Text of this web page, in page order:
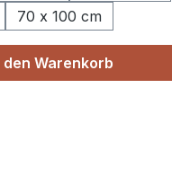
70 x 100 cm
den
den Warenkorb